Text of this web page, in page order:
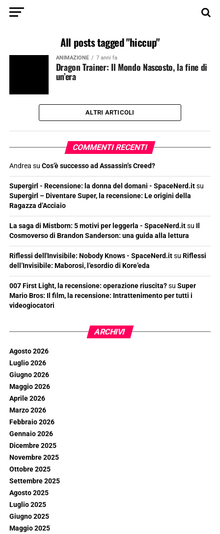
All posts tagged "hiccup"
ANIMAZIONE 7 anni fa
Dragon Trainer: Il Mondo Nascosto, la fine di
un’era
ALTRI ARTICOLI
COMMENTI RECENTI
Andrea su Cos’è successo ad Assassin’s Creed?
Supergirl - Recensione: la donna del domani - SpaceNerd.itsu
Supergirl – Diventare Super, la recensione: Le origini della
Ragazza d’Acciaio
La saga di Mistborn: 5 motivi per leggerla - SpaceNerd.itsu Il
Cosmoverso di Brandon Sanderson: una guida alla lettura
Riflessi dell'Invisibile: Nobody Knows - SpaceNerd.itsu Riflessi
dell’Invisibile: Maborosi, l’esordio di Kore’eda
007 First Light, la recensione: operazione riuscita?su Super
Mario Bros: Il film, la recensione: Intrattenimento per tutti i
videogiocatori
ARCHIVI
Agosto 2026
Luglio 2026
Giugno 2026
Maggio 2026
Aprile 2026
Marzo 2026
Febbraio 2026
Gennaio 2026
Dicembre 2025
Novembre 2025
Ottobre 2025
Settembre 2025
Agosto 2025
Luglio 2025
Giugno 2025
Maggio 2025